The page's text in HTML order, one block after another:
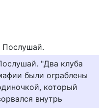
Послушай.
"Два клуба
были ограблены
который
внутрь